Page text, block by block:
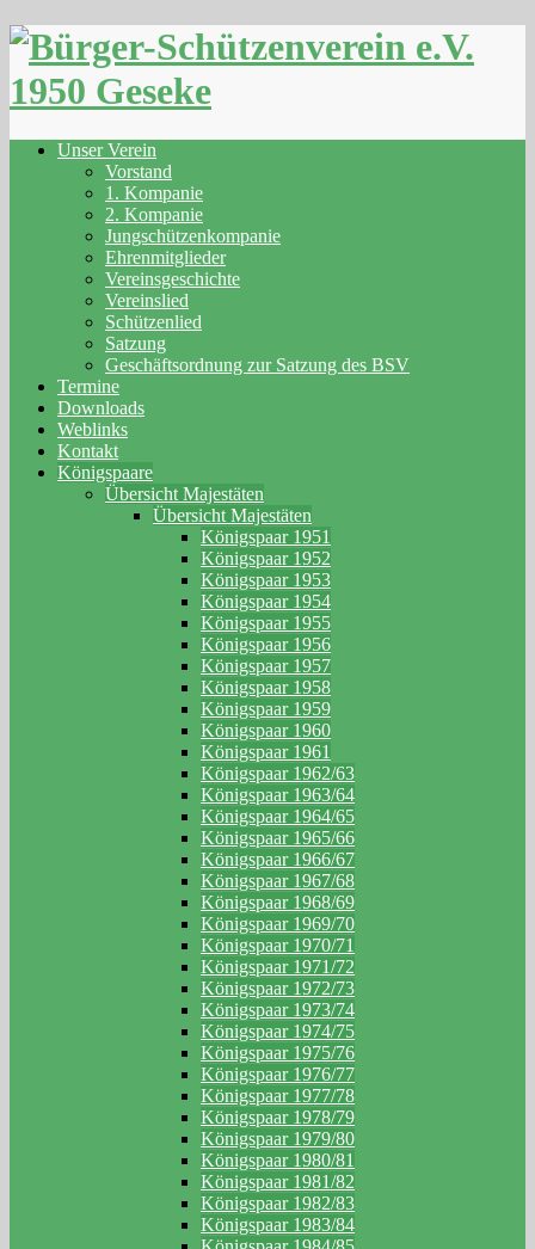
Skip
content
Unser Verein
Vorstand
1. Kompanie
2. Kompanie
Jungschützenkompanie
Ehrenmitglieder
Vereinsgeschichte
Vereinslied
Schützenlied
Satzung
Geschäftsordnung zur Satzung des BSV
Termine
Downloads
Weblinks
Kontakt
Königspaare
Übersicht Majestäten
Übersicht Majestäten
Königspaar 1951
Königspaar 1952
Königspaar 1953
Königspaar 1954
Königspaar 1955
Königspaar 1956
Königspaar 1957
Königspaar 1958
Königspaar 1959
Königspaar 1960
Königspaar 1961
Königspaar 1962/63
Königspaar 1963/64
Königspaar 1964/65
Königspaar 1965/66
Königspaar 1966/67
Königspaar 1967/68
Königspaar 1968/69
Königspaar 1969/70
Königspaar 1970/71
Königspaar 1971/72
Königspaar 1972/73
Königspaar 1973/74
Königspaar 1974/75
Königspaar 1975/76
Königspaar 1976/77
Königspaar 1977/78
Königspaar 1978/79
Königspaar 1979/80
Königspaar 1980/81
Königspaar 1981/82
Königspaar 1982/83
Königspaar 1983/84